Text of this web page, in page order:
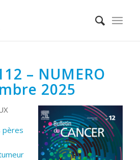
– NUMERO
2025
pères